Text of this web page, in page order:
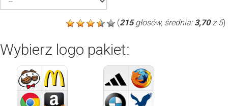
(215głosów, średnia:3,70z 5)
Wybierz logo pakiet: